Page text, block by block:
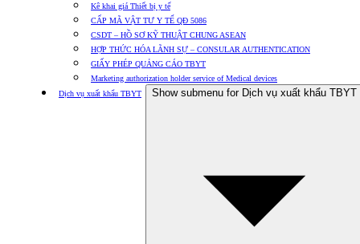
Kê khai giá Thiết bị y tế
CẤP MÃ VẬT TƯ Y TẾ QĐ 5086
CSDT – HỒ SƠ KỸ THUẬT CHUNG ASEAN
HỢP THỨC HÓA LÃNH SỰ – CONSULAR AUTHENTICATION
GIẤY PHÉP QUẢNG CÁO TBYT
Marketing authorization holder service of Medical devices
Dịch vụ xuất khẩu TBYT
Show submenu for Dịch vụ xuất khẩu TBYT